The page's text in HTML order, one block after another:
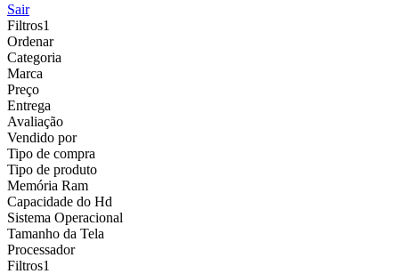
Sair
Filtros1
Ordenar
Categoria
Marca
Preço
Entrega
Avaliação
Vendido por
Tipo de compra
Tipo de produto
Memória Ram
Capacidade do Hd
Sistema Operacional
Tamanho da Tela
Processador
Filtros1